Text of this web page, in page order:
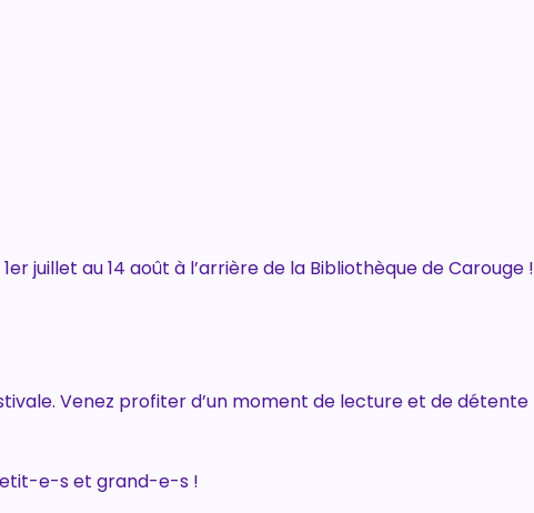
juillet au 14 août à l’arrière de la Bibliothèque de Carouge !
Venez profiter d’un moment de lecture et de détente
e-s et grand-e-s !